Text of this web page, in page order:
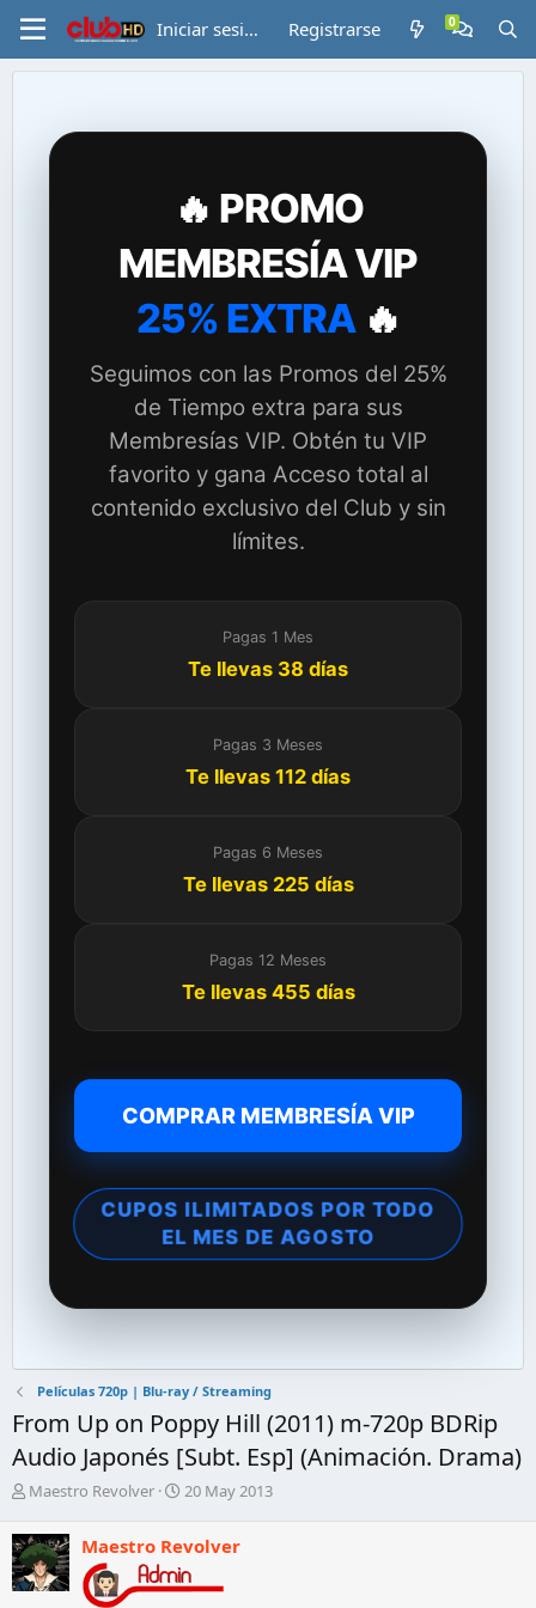
Iniciar sesión Registrarse
🔥 PROMO
MEMBRESÍA VIP
25% EXTRA🔥
Seguimos con las Promos del 25%
de Tiempo extra para sus
Membresías VIP. Obtén tu VIP
favorito y gana Acceso total al
contenido exclusivo del Club y sin
límites.
Pagas 1 Mes
Te llevas 38 días
Pagas 3 Meses
Te llevas 112 días
Pagas 6 Meses
Te llevas 225 días
Pagas 12 Meses
Te llevas 455 días
COMPRAR MEMBRESÍA VIP
CUPOS ILIMITADOS POR TODO
EL MES DE AGOSTO
Películas 720p | Blu-ray / Streaming
From Up on Poppy Hill (2011) m-720p BDRip
Audio Japonés [Subt. Esp] (Animación. Drama)
A
t
o
r
d
Maestro Revolver
F
h
a
d
20 May 2013
Maestro Revolver